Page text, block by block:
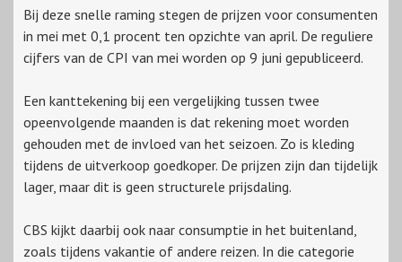
Bij deze snelle raming stegen de prijzen voor consumenten
in mei met 0,1 procent ten opzichte van april. De reguliere
cijfers van de CPI van mei worden op 9 juni gepubliceerd.
Een kanttekening bij een vergelijking tussen twee
opeenvolgende maanden is dat rekening moet worden
gehouden met de invloed van het seizoen. Zo is kleding
tijdens de uitverkoop goedkoper. De prijzen zijn dan tijdelijk
lager, maar dit is geen structurele prijsdaling.
CBS kijkt daarbij ook naar consumptie in het buitenland,
zoals tijdens vakantie of andere reizen. In die categorie